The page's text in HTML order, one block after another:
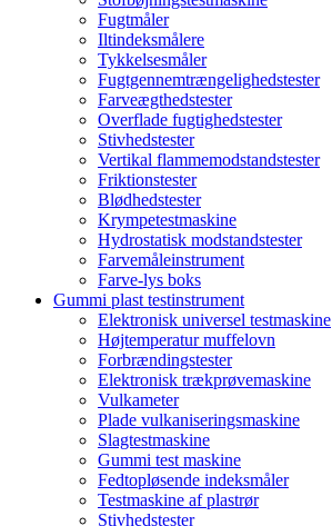
Fugtmåler
Iltindeksmålere
Tykkelsesmåler
Fugtgennemtrængelighedstester
Farveægthedstester
Overflade fugtighedstester
Stivhedstester
Vertikal flammemodstandstester
Friktionstester
Blødhedstester
Krympetestmaskine
Hydrostatisk modstandstester
Farvemåleinstrument
Farve-lys boks
Gummi plast testinstrument
Elektronisk universel testmaskine
Højtemperatur muffelovn
Forbrændingstester
Elektronisk trækprøvemaskine
Vulkameter
Plade vulkaniseringsmaskine
Slagtestmaskine
Gummi test maskine
Fedtopløsende indeksmåler
Testmaskine af plastrør
Stivhedstester